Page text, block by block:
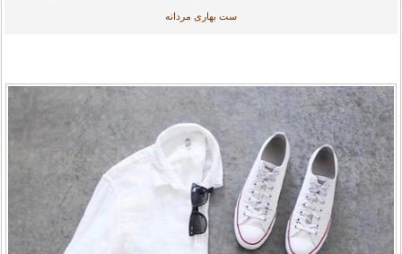
ست بهاری مردانه